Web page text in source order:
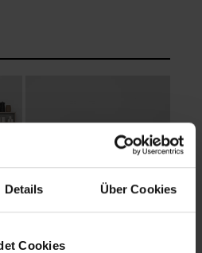
Details Über Cookies
Cookies